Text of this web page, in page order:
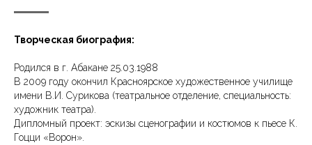
Творческая биография:
Родился в г. Абакане 25.03.1988
В 2009 году окончил Красноярское художественное училище
имени В.И. Сурикова (театральное отделение, специальность:
художник театра).
Дипломный проект: эскизы сценографии и костюмов к пьесе К.
Гоцци «Ворон».